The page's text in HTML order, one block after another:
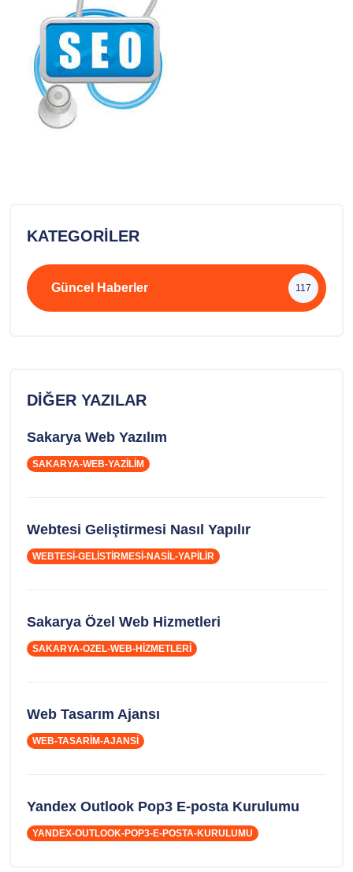
KATEGORILER
Güncel Haberler 117
DIĞER YAZILAR
Sakarya Web Yazılım
SAKARYA-WEB-YAZILIM
Webtesi Geliştirmesi Nasıl Yapılır
WEBTESI-GELISTIRMESI-NASIL-YAPILIR
Sakarya Özel Web Hizmetleri
SAKARYA-OZEL-WEB-HIZMETLERI
Web Tasarım Ajansı
WEB-TASARIM-AJANSI
Yandex Outlook Pop3 E-posta Kurulumu
YANDEX-OUTLOOK-POP3-E-POSTA-KURULUMU